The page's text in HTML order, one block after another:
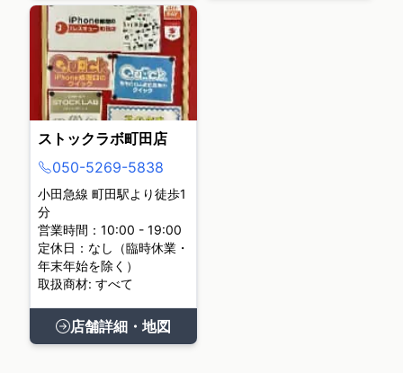
ストックラボ町田店
050-5269-5838
小田急線 町田駅より徒歩1
分
営業時間：10:00 - 19:00
定休日：なし（臨時休業・
年末年始を除く）
取扱商材: すべて
店舗詳細・地図